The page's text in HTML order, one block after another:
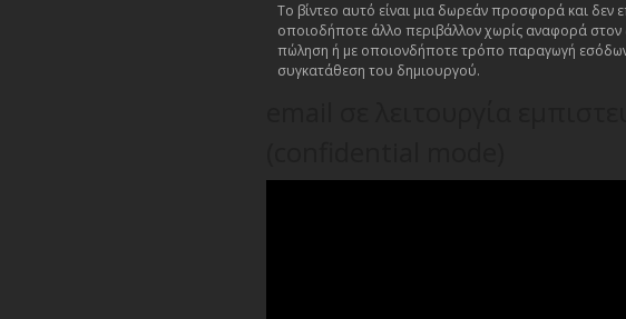
Το βίντεο αυτό είναι μια δωρεάν προσφορά και δεν
οποιοδήποτε άλλο περιβάλλον χωρίς αναφορά στον
πώληση ή με οποιονδήποτε τρόπο παραγωγή
συγκατάθεση του δημιουργού.